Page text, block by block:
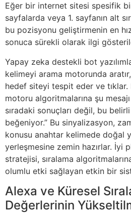
Eğer bir internet sitesi spesifik
sayfalarda veya 1. sayfanın alt
bu pozisyonu geliştirmenin en
sonuca sürekli olarak ilgi
Yapay zeka destekli bot
kelimeyi arama motorunda
hedef siteyi tespit eder ve tıklar.
motoru algoritmalarına şu mesajı
sıradaki sonuçları değil, bu
beğeniyor.” Bu sinyalizasyon,
konusu anahtar kelimede doğal
yerleşmesine zemin hazırlar. İyi
stratejisi, sıralama
olumlu etki sağlayan etkin bir
Alexa ve Küresel
Değerlerinin